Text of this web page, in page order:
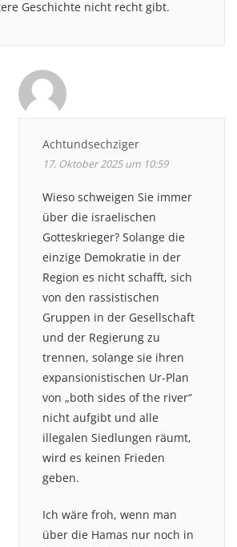
Geschichte nicht recht gibt.
Achtundsechziger
17. Oktober 2025 um 10:59
Wieso schweigen Sie immer
über die israelischen
Gotteskrieger? Solange die
einzige Demokratie in der
Region es nicht schafft, sich
von den rassistischen
Gruppen in der Gesellschaft
und der Regierung zu
trennen, solange sie ihren
expansionistischen Ur-Plan
von „both sides of the river“
nicht aufgibt und alle
illegalen Siedlungen räumt,
wird es keinen Frieden
geben.
Ich wäre froh, wenn man
über die Hamas nur noch in